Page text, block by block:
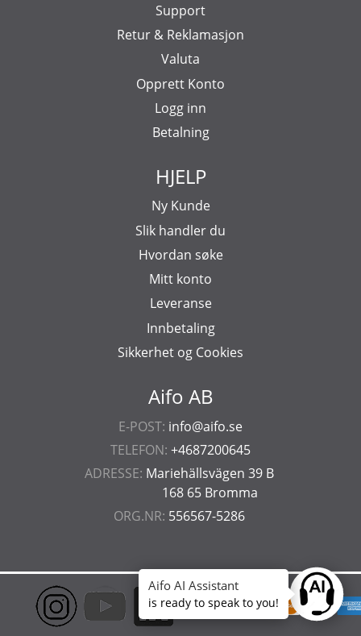
Aifo AB
E-POST: info@aifo.se
TELEFON: +4687200645
ADRESSE: Mariehällsvägen 39 B
168 65 Bromma
ORG.NR: 556567-5286
Support
Retur & Reklamasjon
Valuta
Opprett Konto
Logg inn
Betalning
HJELP
Ny Kunde
Slik handler du
Hvordan søke
Mitt konto
Leveranse
Innbetaling
Sikkerhet og Cookies
Ask
Aifo AI Assistant
is ready to speak to you!